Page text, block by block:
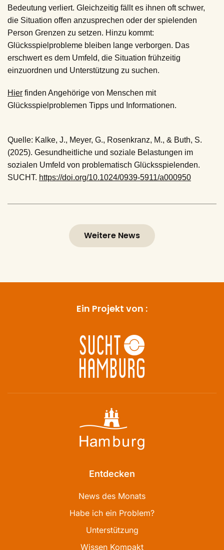
Bedeutung verliert. Gleichzeitig fällt es ihnen oft schwer,
die Situation offen anzusprechen oder der spielenden
Person Grenzen zu setzen. Hinzu kommt:
Glücksspielprobleme bleiben lange verborgen. Das
erschwert es dem Umfeld, die Situation frühzeitig
einzuordnen und Unterstützung zu suchen.
Hier finden Angehörige von Menschen mit
Glücksspielproblemen Tipps und Informationen.
Quelle: Kalke, J., Meyer, G., Rosenkranz, M., & Buth, S.
(2025). Gesundheitliche und soziale Belastungen im
sozialen Umfeld von problematisch Glücksspielenden.
SUCHT. https://doi.org/10.1024/0939-5911/a000950
Weitere News
Ein Projekt von :
Entdecken
News des Monats
Habe ich ein Problem?
Unterstützung
Wissen Kompakt